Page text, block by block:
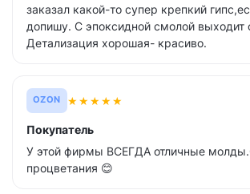
заказал какой-то супер крепкий
допишу. С эпоксидной смолой выходит
Детализация хорошая- красиво.
OZON ★★★★★
Покупатель
У этой фирмы ВСЕГДА отличные
процветания 😊